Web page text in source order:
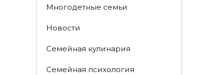
Многодетные семьи
Новости
Семейная кулинария
Семейная психология